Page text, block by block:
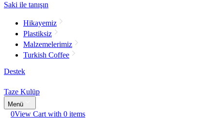
Saki ile tanışın
Hikayemiz
Plastiksiz
Malzemelerimiz
Turkish Coffee
Destek
Taze Kulüp
Menü
0View Cart with 0 items